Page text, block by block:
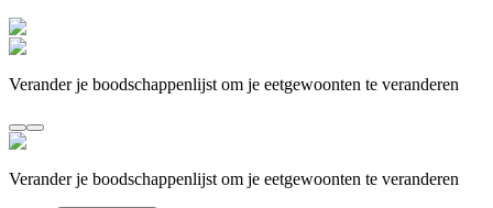
Verander je boodschappenlijst om je eetgewoonten te veranderen
Verander je boodschappenlijst om je eetgewoonten te veranderen